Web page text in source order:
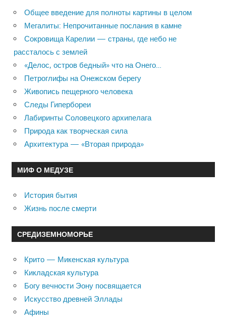
Общее введение для полноты картины в целом
Мегалиты: Непрочитанные послания в камне
Сокровища Карелии — страны, где небо не
рассталось с землей
«Делос, остров бедный» что на Онего…
Петроглифы на Онежском берегу
Живопись пещерного человека
Следы Гипербореи
Лабиринты Соловецкого архипелага
Природа как творческая сила
Архитектура — «Вторая природа»
МИФ О МЕДУЗЕ
История бытия
Жизнь после смерти
СРЕДИЗЕМНОМОРЬЕ
Крито — Микенская культура
Кикладская культура
Богу вечности Эону посвящается
Искусство древней Эллады
Афины